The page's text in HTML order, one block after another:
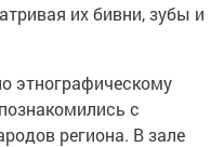
их бивни, зубы и
этнографическому
с
региона. В зале